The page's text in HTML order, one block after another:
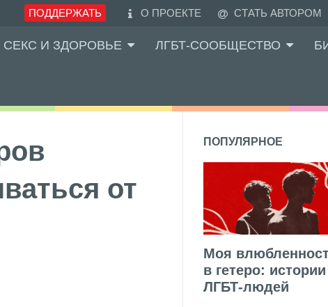
ПОДДЕРЖАТЬ О ПРОЕКТЕ СТАТЬ АВТОРОМ
СЕКС И ЗДОРОВЬЕ ЛГБТ-СООБЩЕСТВО
от
ПОПУЛЯРНОЕ
Моя
в гетеро: истории
ЛГБТ-людей